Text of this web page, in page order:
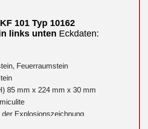
KF 101 Typ 10162
links unten Eckdaten:
Feuerraumstein
85 mm x 224 mm x 30 mm
der Explosionszeichnung